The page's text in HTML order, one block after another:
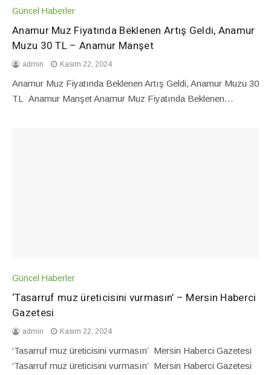
Güncel Haberler
Anamur Muz Fiyatında Beklenen Artış Geldi, Anamur
Muzu 30 TL – Anamur Manşet
admin Kasım 22, 2024
Anamur Muz Fiyatında Beklenen Artış Geldi, Anamur Muzu 30
TL Anamur Manşet Anamur Muz Fiyatında Beklenen…
Güncel Haberler
‘Tasarruf muz üreticisini vurmasın’ – Mersin Haberci
Gazetesi
admin Kasım 22, 2024
‘Tasarruf muz üreticisini vurmasın’ Mersin Haberci Gazetesi
‘Tasarruf muz üreticisini vurmasın’ Mersin Haberci Gazetesi